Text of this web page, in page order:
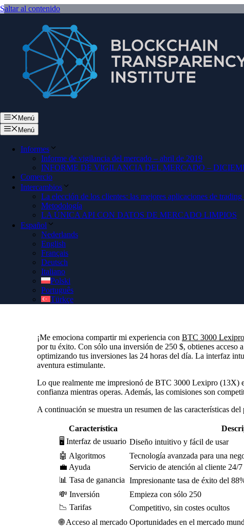
Saltar al contenido
Menú
Menú
Informes
Informe de vigilancia del mercado – abril de 2019
INFORME DE VIGILANCIA DEL MERCADO –
Comercio
Intercambios
La elección de los clientes: las mejores aplicaciones de trading
Metodología
LA ÚNICA API CON DATOS DE MERCADO LIMPIOS
Español
Nederlands
English
Français
Deutsch
Italiano
Polski
Português
Türkçe
Asegúrate una cuenta BTC 3000 Lexipro (13X) auténtica a
un Gestor de Cuenta Personal gratuito que te ayudará a
¡Me emociona compartir mi experiencia con BTC 3000
por tu éxito. Con sólo una inversión de 250 $, obtienes acceso
optimizando tus inversiones las 24 horas del día. La interfaz
aventura estimulante.
Lo que realmente me impresionó de BTC 3000 Lexipro (13X)
confianza mientras operas. Además, las comisiones son
A continuación se muestra un resumen de las características del
Característica
🖥️ Interfaz de usuario Diseño intuitivo y fácil de usar
🤖 Algoritmos
Tecnología avanzada para una
💼 Ayuda
Servicio de atención al cliente 24/
📊 Tasa de ganancia Impresionante tasa de éxito del
💸 Inversión
Empieza con sólo 250
📉 Tarifas
Competitivo, sin costes ocultos
🌐 Acceso al mercado Oportunidades en el mercado